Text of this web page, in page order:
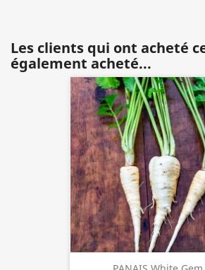
Les clients qui ont acheté
également acheté...